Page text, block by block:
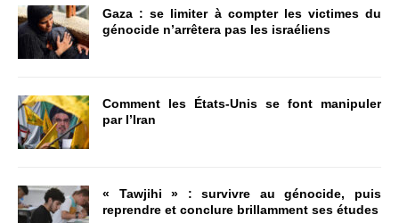
Gaza : se limiter à compter les victimes du
génocide n’arrêtera pas les israéliens
Comment les États-Unis se font manipuler
par l’Iran
« Tawjihi » : survivre au génocide, puis
reprendre et conclure brillamment ses études